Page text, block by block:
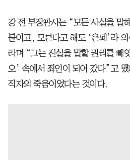
강 전 부장판사는 “모든 사실을 말
붙이고, 모른다고 해도 ‘은폐’라
라며 “그는 진실을 말할 권리를 빼
오’ 속에서 죄인이 되어 갔다”고
직자의 죽음이었다는 것이다.